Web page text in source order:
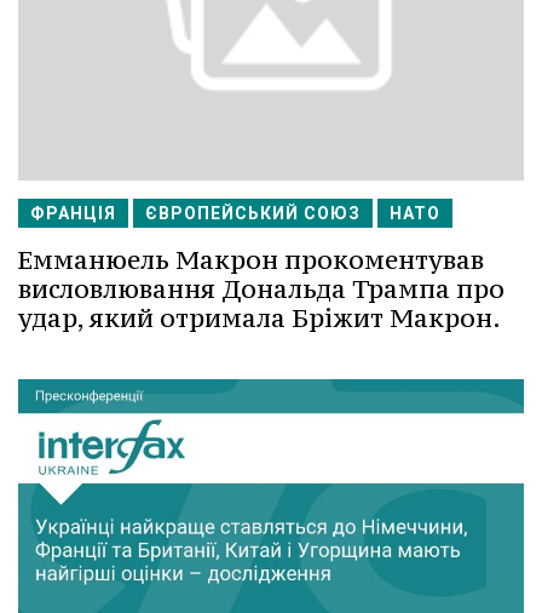
ФРАНЦІЯ ЄВРОПЕЙСЬКИЙ СОЮЗ НАТО
Емманюель Макрон прокоментував
висловлювання Дональда Трампа про
удар, який отримала Бріжит Макрон.